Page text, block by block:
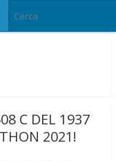
C DEL 1937
2021!